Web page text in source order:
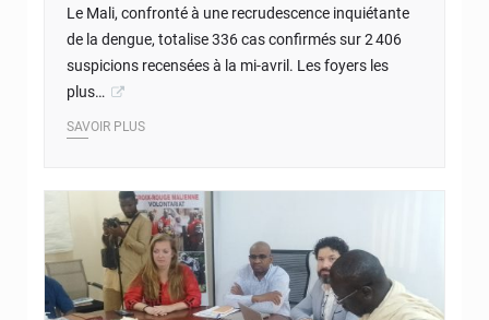
Le Mali, confronté à une recrudescence inquiétante
de la dengue, totalise 336 cas confirmés sur 2 406
suspicions recensées à la mi-avril. Les foyers les
plus…
SAVOIR PLUS